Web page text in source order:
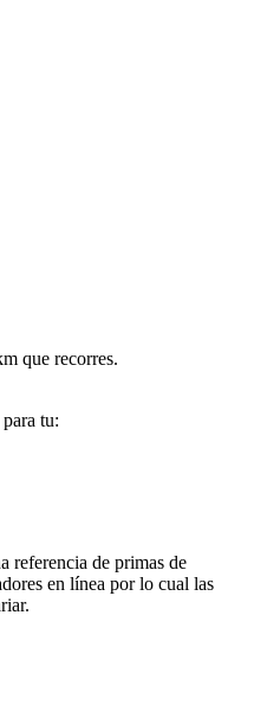
que recorres.
tu:
referencia de primas de
en línea por lo cual las